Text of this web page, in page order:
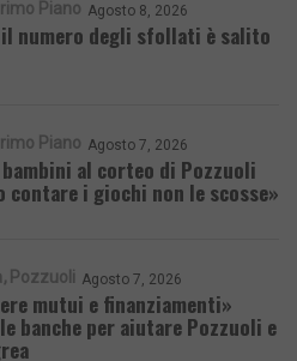
Piano Agosto 8, 2026
numero degli sfollati è salito
Piano Agosto 7, 2026
bambini al corteo di Pozzuoli
contare i giochi non le scosse»
Pozzuoli Agosto 7, 2026
mutui e finanziamenti»
banche per aiutare Pozzuoli e